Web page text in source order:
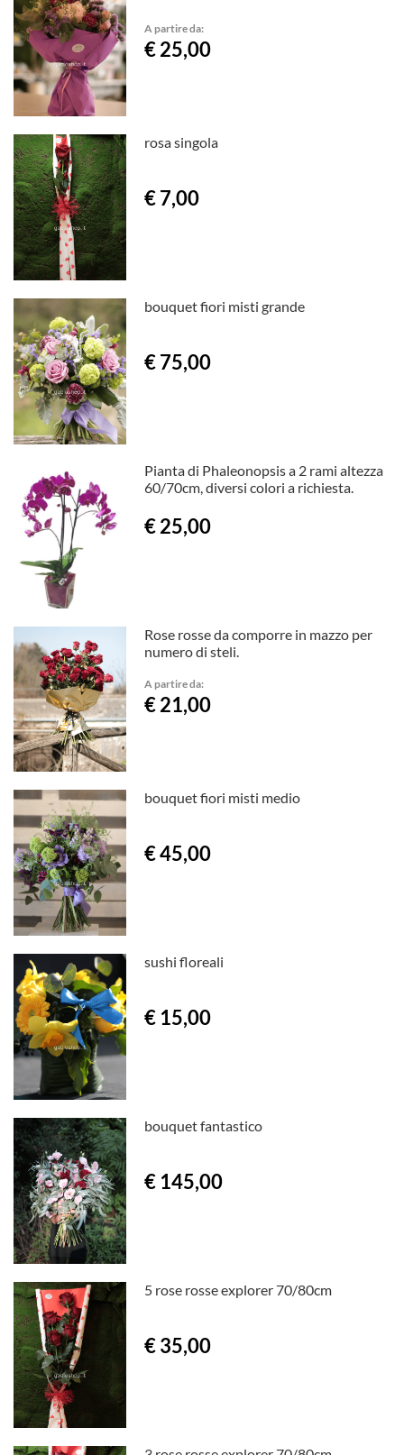
A partire da:
€ 25,00
rosa singola
€ 7,00
bouquet fiori misti grande
€ 75,00
Pianta di Phaleonopsis a 2 rami altezza
60/70cm, diversi colori a richiesta.
€ 25,00
Rose rosse da comporre in mazzo per
numero di steli.
A partire da:
€ 21,00
bouquet fiori misti medio
€ 45,00
sushi floreali
€ 15,00
bouquet fantastico
€ 145,00
5 rose rosse explorer 70/80cm
€ 35,00